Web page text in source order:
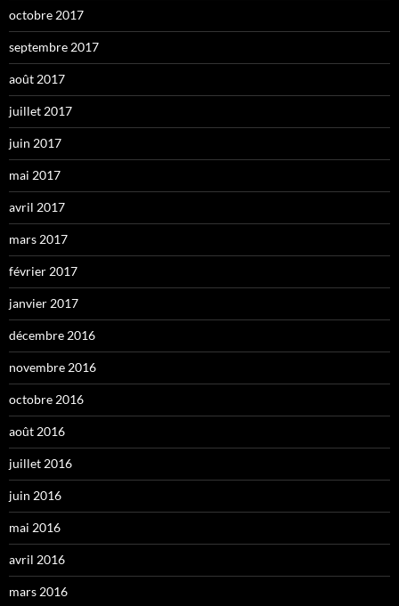
octobre 2017
septembre 2017
août 2017
juillet 2017
juin 2017
mai 2017
avril 2017
mars 2017
février 2017
janvier 2017
décembre 2016
novembre 2016
octobre 2016
août 2016
juillet 2016
juin 2016
mai 2016
avril 2016
mars 2016